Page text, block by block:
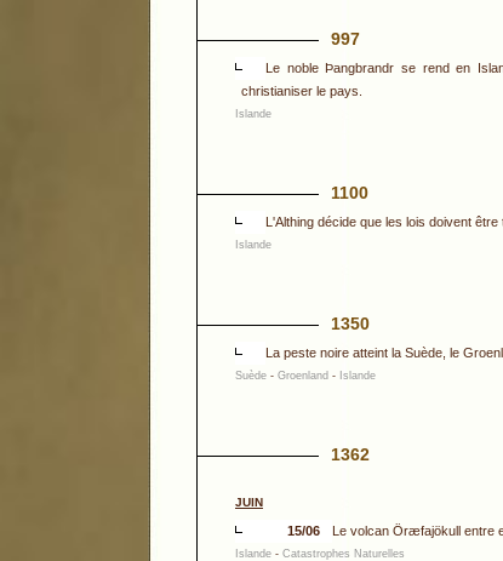
997
Le noble Þangbrandr se rend en
christianiser le pays.
Islande
1100
L'Althing décide que les lois doivent
Islande
1350
La peste noire atteint la Suède, le
Suède - Groenland - Islande
1362
JUIN
15/06 Le volcan Öræfajökull entre
Islande - Catastrophes Naturelles